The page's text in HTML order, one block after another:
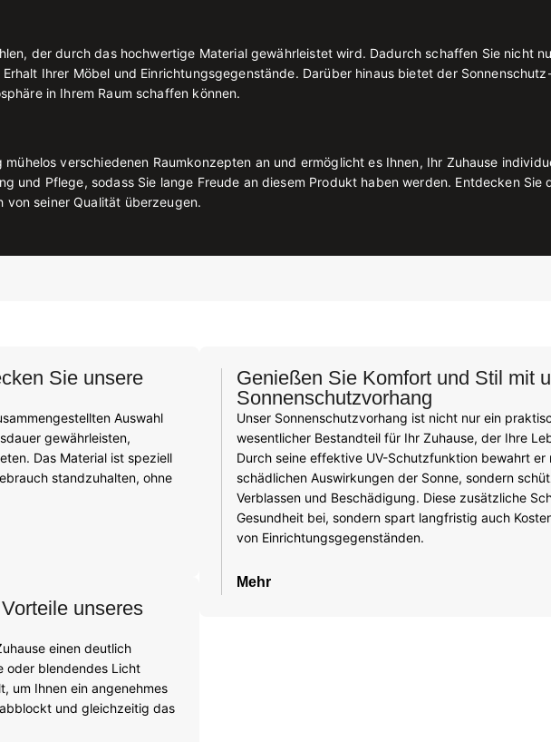
der durch das hochwertige Material gewährleistet wird. Dadurch schaffen Sie nicht
Ihrer Möbel und Einrichtungsgegenstände. Darüber hinaus bietet der
in Ihrem Raum schaffen können.
verschiedenen Raumkonzepten an und ermöglicht es Ihnen, Ihr Zuhause
und Pflege, sodass Sie lange Freude an diesem Produkt haben werden. Entdecken Sie
von seiner Qualität überzeugen.
Sie unsere
Auswahl
gewährleisten,
Das Material ist speziell
standzuhalten, ohne
unseres
einen deutlich
oder blendendes Licht
um Ihnen ein angenehmes
und gleichzeitig das
Genießen Sie Komfort und Stil mit
Sonnenschutzvorhang
Unser Sonnenschutzvorhang ist nicht nur ein
wesentlicher Bestandteil für Ihr Zuhause, der Ihre
Durch seine effektive UV-Schutzfunktion bewahrt
schädlichen Auswirkungen der Sonne, sondern
Verblassen und Beschädigung. Diese zusätzliche
Gesundheit bei, sondern spart langfristig auch
von Einrichtungsgegenständen.
Mehr